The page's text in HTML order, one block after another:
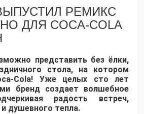
РЕМИКС
ДЛЯ СOCA-СOLA
представить без ёлки,
стола, на котором
Cola! Уже целых сто лет
бренд создает волшебное
радость встреч,
душевного тепла.